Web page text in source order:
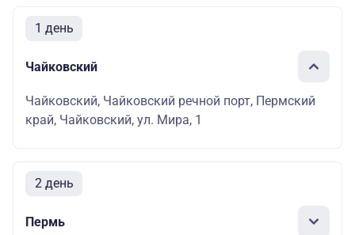
1 день
Чайковский
Чайковский, Чайковский речной порт, Пермский
край, Чайковский, ул. Мира, 1
2 день
Пермь